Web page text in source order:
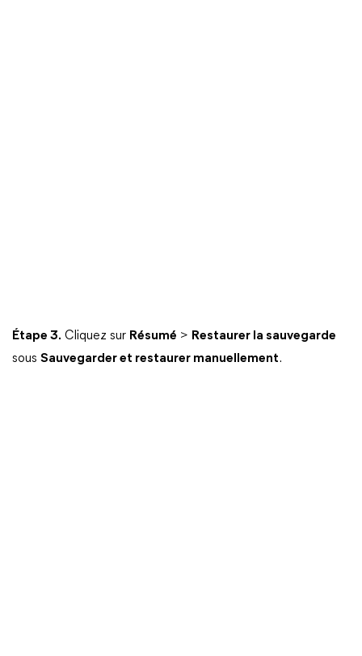
Étape 3. Cliquez sur Résumé > Restaurer la sauvegarde
sous Sauvegarder et restaurer manuellement.